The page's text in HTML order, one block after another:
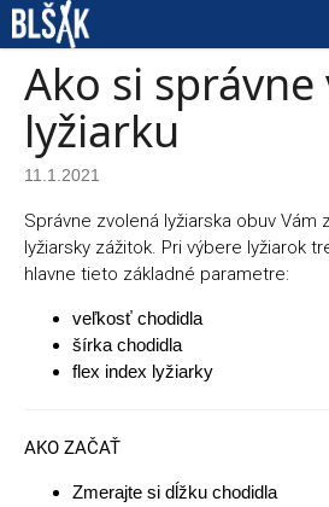
Prejsť na obsah
Ako si
lyžiarku
11.1.2021
Správne zvolená lyžiarska obuv Vám
lyžiarsky zážitok. Pri výbere lyžiarok
hlavne tieto základné parametre:
veľkosť chodidla
šírka chodidla
flex index lyžiarky
AKO ZAČAŤ
Zmerajte si dĺžku chodidla
Košík
Č
o
p
o
t
u